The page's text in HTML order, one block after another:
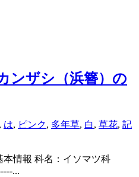
ンザシ（浜簪）の
, は, ピンク, 多年草, 白, 草花, 記
本情報 科名：イソマツ科
...